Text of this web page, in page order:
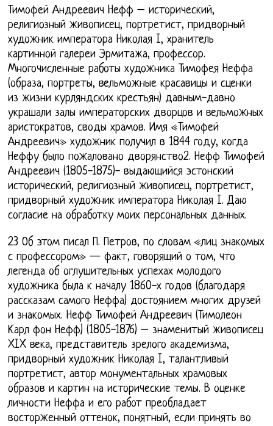
Тимофей Андреевич Нефф – исторический,
религиозный живописец, портретист, придворный
художник императора Николая I, хранитель
картинной галереи Эрмитажа, профессор.
Многочисленные работы художника Тимофея Неффа
(образа, портреты, вельможные красавицы и сценки
из жизни курляндских крестьян) давным-давно
украшали залы императорских дворцов и вельможных
аристократов, своды храмов. Имя «Тимофей
Андреевич» художник получил в 1844 году, когда
Неффу было пожаловано дворянство2. Нефф Тимофей
Андреевич (1805-1875)- выдающийся эстонский
исторический, религиозный живописец, портретист,
придворный художник императора Николая I. Даю
согласие на обработку моих персональных данных.
23 Об этом писал П. Петров, по словам «лиц знакомых
с профессором» — факт, говорящий о том, что
легенда об оглушительных успехах молодого
художника была к началу 1860-х годов (благодаря
рассказам самого Неффа) достоянием многих друзей
и знакомых. Нефф Тимофей Андреевич (Тимолеон
Карл фон Нефф) (1805-1876) – знаменитый живописец
XIX века, представитель зрелого академизма,
придворный художник Николая I, талантливый
портретист, автор монументальных храмовых
образов и картин на исторические темы. В оценке
личности Неффа и его работ преобладает
восторженный оттенок, понятный, если принять во